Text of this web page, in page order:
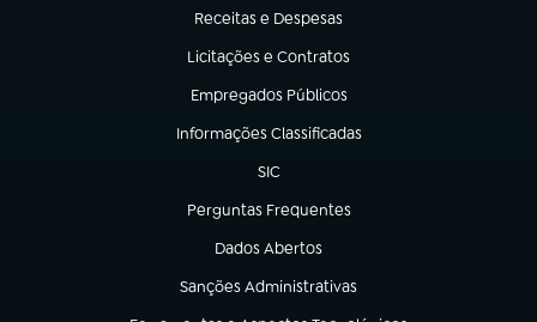
Receitas e Despesas
(abre em nova aba)
Licitações e Contratos
(abre em nova aba)
Empregados Públicos
(abre em nova aba)
Informações Classificadas
(abre em nova aba)
SIC
(abre em nova aba)
Perguntas Frequentes
(abre em nova aba)
Dados Abertos
(abre em nova aba)
Sanções Administrativas
(abre em nova aba)